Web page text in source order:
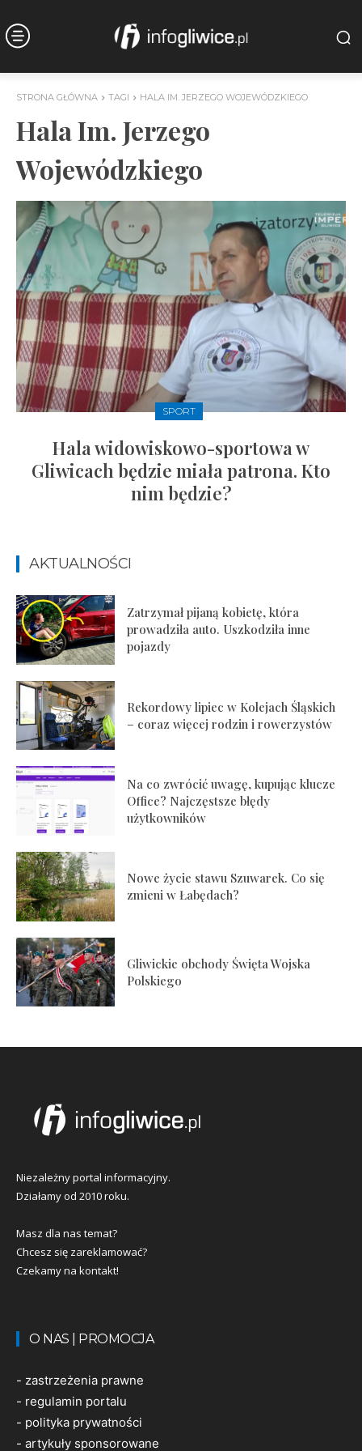
STRONA GŁÓWNA TAGI HALA IM. JERZEGO WOJEWÓDZKIEGO
Hala Im. Jerzego
Wojewódzkiego
SPORT
Hala widowiskowo-sportowa w
Gliwicach będzie miała patrona. Kto
nim będzie?
AKTUALNOŚCI
Zatrzymał pijaną kobietę, która
prowadziła auto. Uszkodziła inne
pojazdy
Rekordowy lipiec w Kolejach Śląskich
– coraz więcej rodzin i rowerzystów
Na co zwrócić uwagę, kupując klucze
Office? Najczęstsze błędy
użytkowników
Nowe życie stawu Szuwarek. Co się
zmieni w Łabędach?
Gliwickie obchody Święta Wojska
Polskiego
Niezależny portal informacyjny.
Działamy od 2010 roku.
Masz dla nas temat?
Chcesz się zareklamować?
Czekamy na kontakt!
O NAS | PROMOCJA
- zastrzeżenia prawne
- regulamin portalu
- polityka prywatności
- artykuły sponsorowane